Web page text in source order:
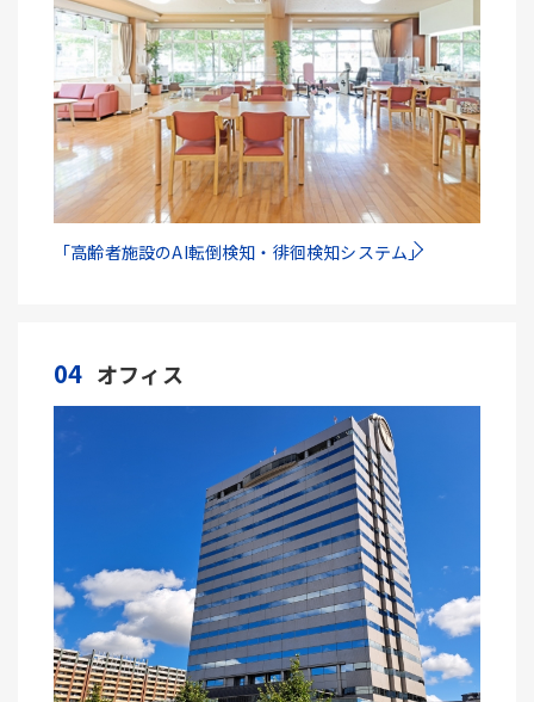
「高齢者施設のAI転倒検知・徘徊検知システム」
04 オフィス